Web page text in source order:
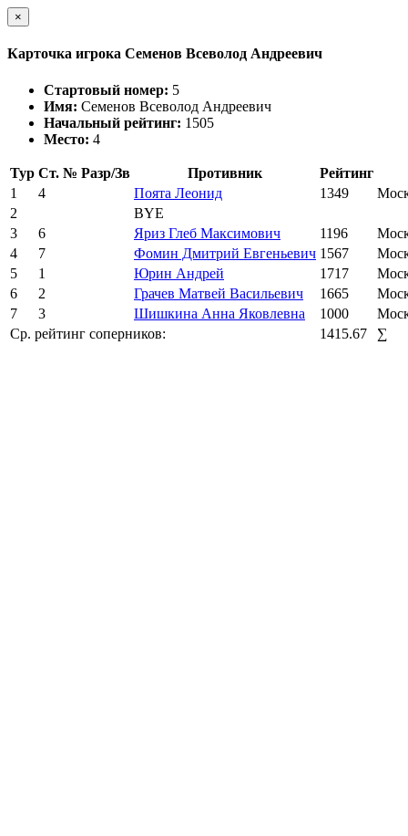
×
Карточка игрока Семенов Всеволод Андреевич
Стартовый номер: 5
Имя: Семенов Всеволод Андреевич
Начальный рейтинг: 1505
Место: 4
Тур Ст. № Разр/Зв Противник
Рейтинг
1
4 Поята Леонид 1349
2
BYE
3
6 Яриз Глеб Максимович 1196
4
7 Фомин Дмитрий Евгеньевич 1567
5
1 Юрин Андрей 1717
6
2 Грачев Матвей Васильевич 1665
7
3 Шишкина Анна Яковлевна 1000
Ср. рейтинг соперников:
1415.67 ∑